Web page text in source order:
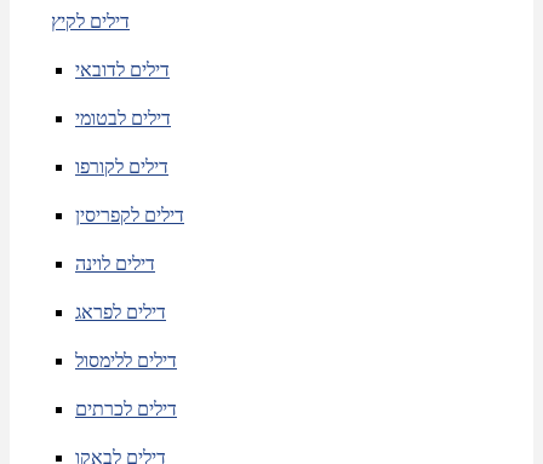
דילים לקיץ
דילים לדובאי
דילים לבטומי
דילים לקורפו
דילים לקפריסין
דילים לוינה
דילים לפראג
דילים ללימסול
דילים לכרתים
דילים לבאקו